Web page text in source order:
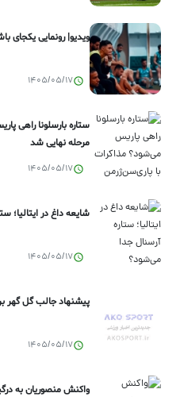
ویدیو| رونمایی یکجای
1405/05/17
ستاره بارسلونا راهی
مرحله نهایی شد
1405/05/17
شایعه داغ در ایتالیا؛
1405/05/17
پیشنهاد جالب گل گهر
1405/05/17
واکنش منصوریان به